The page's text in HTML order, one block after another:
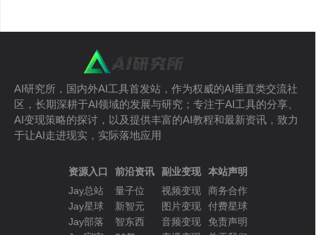
AI研究所，国内外AI工具首发站，作为权威的AI垂直类交流社
区，长期深耕于AI领域的发展与研究；专注于AI工具的分享、
AI变现策略的探讨，以及提供丰富的AI教程和最新资讯，致力
于让AI走进现实，实际落地应用
资源入口
Jay总站
Jay星球
Jay部落
前沿资讯
量子位
新智元
智东西
副业变现
视频变现
图片变现
音频变现
本站声明
商务合作
付费星球
免责声明